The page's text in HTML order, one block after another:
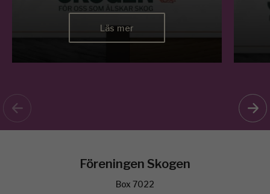
Läs mer
Föreningen Skogen
Box 7022